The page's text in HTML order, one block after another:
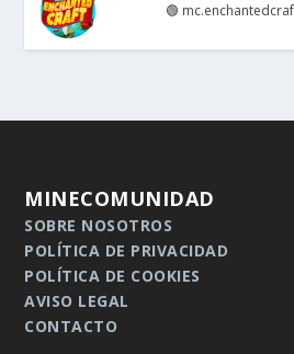
🟢
MINECOMUNIDAD
SOBRE NOSOTROS
POLÍTICA DE PRIVACIDAD
POLÍTICA DE COOKIES
AVISO LEGAL
CONTACTO